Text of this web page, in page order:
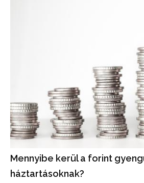
Mennyibe kerül a forint
háztartásoknak?